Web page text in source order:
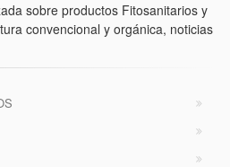
sobre productos Fitosanitarios y
convencional y orgánica, noticias